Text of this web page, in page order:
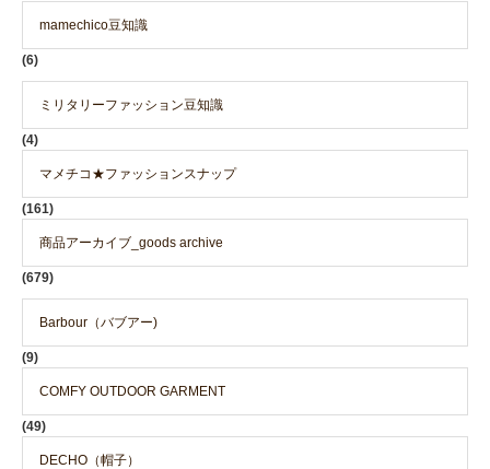
mamechico豆知識
(6)
ミリタリーファッション豆知識
(4)
マメチコ★ファッションスナップ
(161)
商品アーカイブ_goods archive
(679)
Barbour（バブアー)
(9)
COMFY OUTDOOR GARMENT
(49)
DECHO（帽子）